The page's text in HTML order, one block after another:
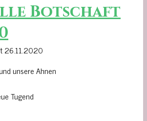
Botschaft
unsere Ahnen
Tugend